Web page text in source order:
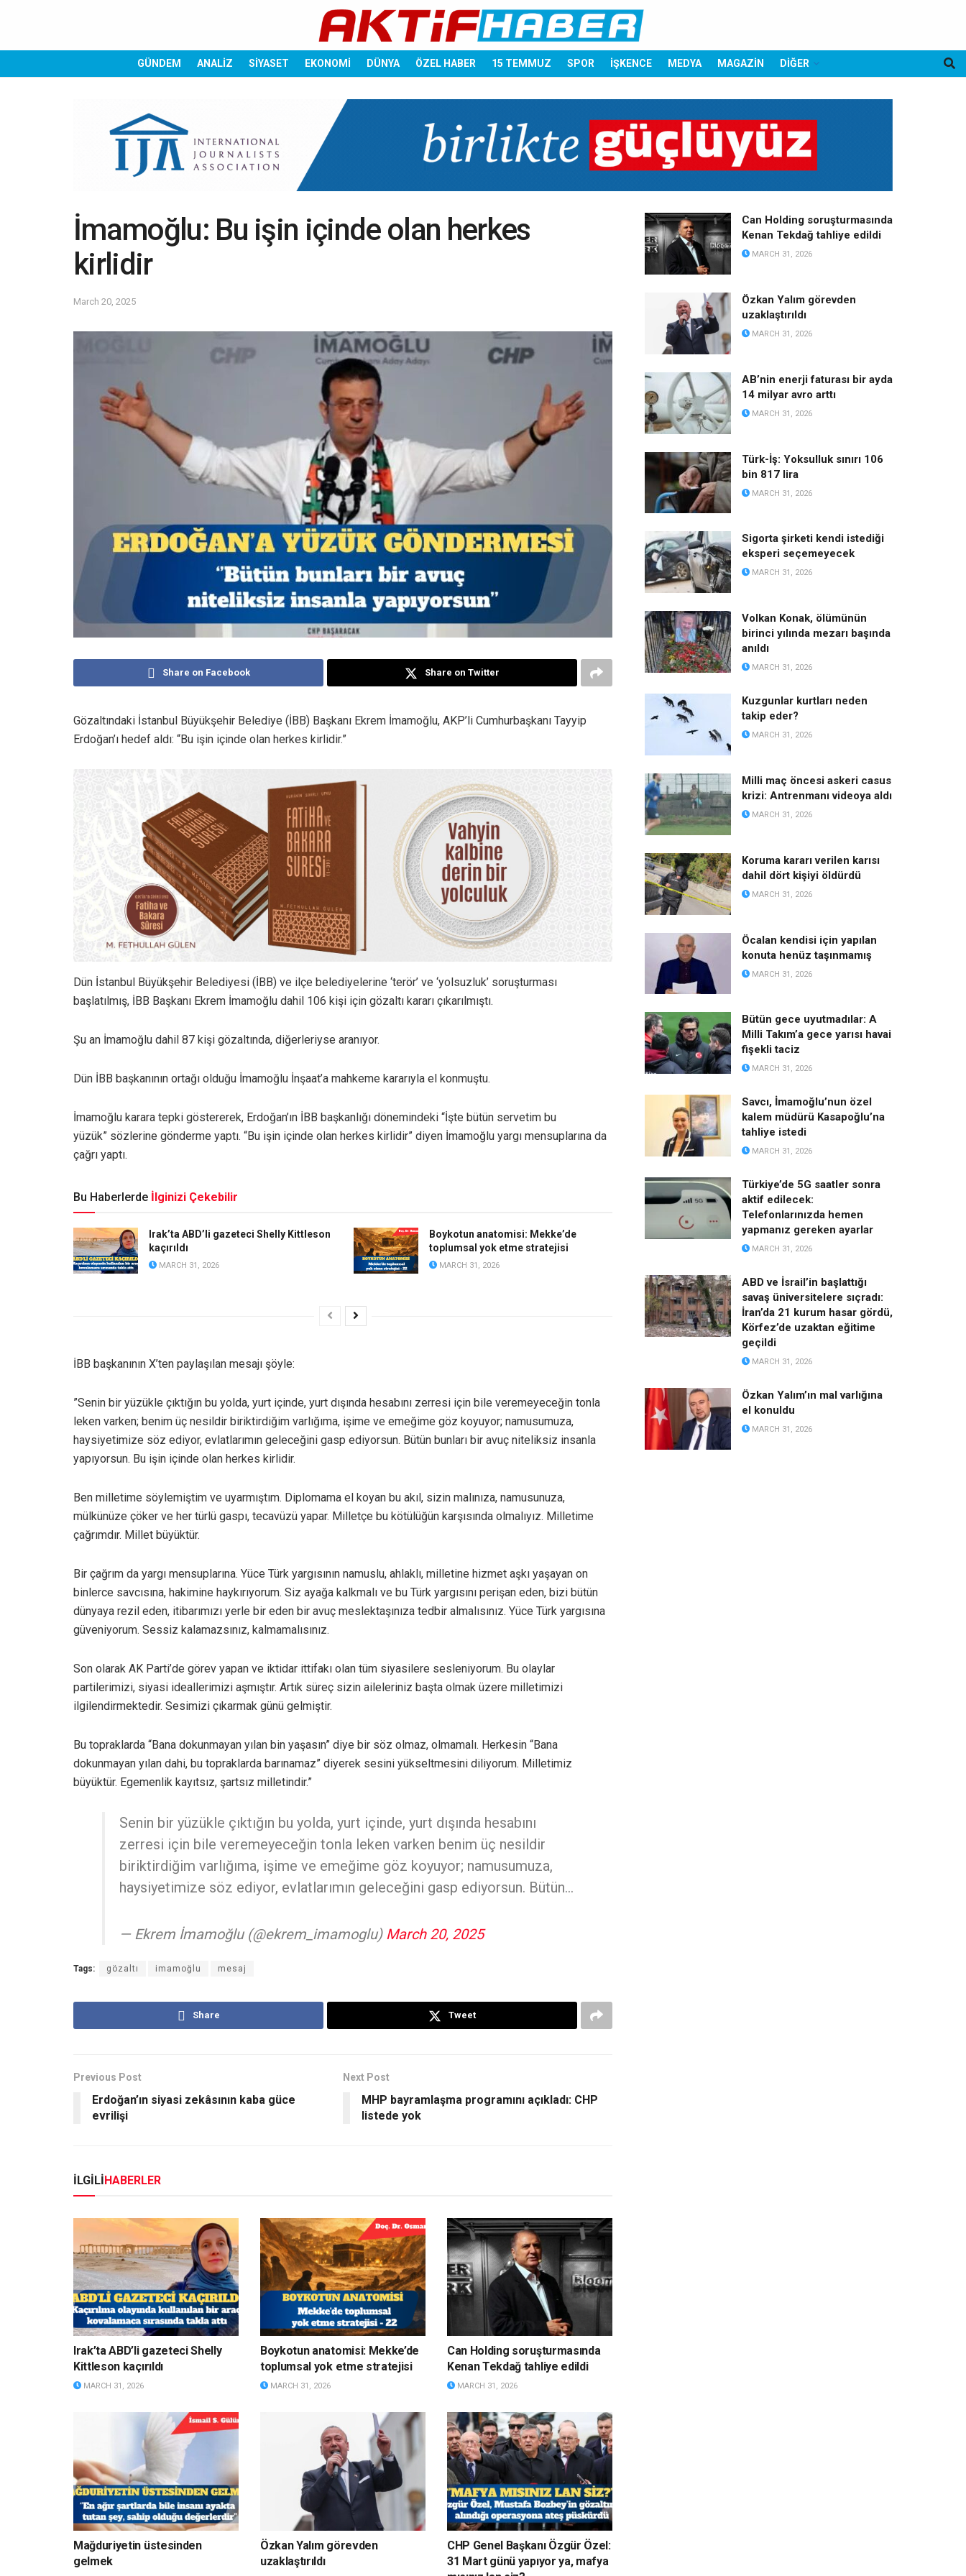
GÜNDEM ANALİZ SİYASET EKONOMİ DÜNYA ÖZEL HABER 15 TEMMUZ SPOR İŞKENCE MEDYA MAGAZİN DİĞER
İmamoğlu: Bu işin içinde olan herkes
kirlidir
March 20, 2025
Share on Facebook Share on Twitter
Gözaltındaki İstanbul Büyükşehir Belediye (İBB) Başkanı Ekrem İmamoğlu, AKP’li Cumhurbaşkanı Tayyip
Erdoğan’ı hedef aldı: “Bu işin içinde olan herkes kirlidir.”
Dün İstanbul Büyükşehir Belediyesi (İBB) ve ilçe belediyelerine ‘terör’ ve ‘yolsuzluk’ soruşturması
başlatılmış, İBB Başkanı Ekrem İmamoğlu dahil 106 kişi için gözaltı kararı çıkarılmıştı.
Şu an İmamoğlu dahil 87 kişi gözaltında, diğerleriyse aranıyor.
Dün İBB başkanının ortağı olduğu İmamoğlu İnşaat’a mahkeme kararıyla el konmuştu.
İmamoğlu karara tepki göstererek, Erdoğan’ın İBB başkanlığı dönemindeki “İşte bütün servetim bu
yüzük” sözlerine gönderme yaptı. “Bu işin içinde olan herkes kirlidir” diyen İmamoğlu yargı mensuplarına da
çağrı yaptı.
Bu Haberlerde İlginizi Çekebilir
Irak’ta ABD’li gazeteci Shelly Kittleson
kaçırıldı
MARCH 31, 2026
Boykotun anatomisi: Mekke’de
toplumsal yok etme stratejisi
MARCH 31, 2026
İBB başkanının X’ten paylaşılan mesajı şöyle:
”Senin bir yüzükle çıktığın bu yolda, yurt içinde, yurt dışında hesabını zerresi için bile veremeyeceğin tonla
leken varken; benim üç nesildir biriktirdiğim varlığıma, işime ve emeğime göz koyuyor; namusumuza,
haysiyetimize söz ediyor, evlatlarımın geleceğini gasp ediyorsun. Bütün bunları bir avuç niteliksiz insanla
yapıyorsun. Bu işin içinde olan herkes kirlidir.
Ben milletime söylemiştim ve uyarmıştım. Diplomama el koyan bu akıl, sizin malınıza, namusunuza,
mülkünüze çöker ve her türlü gaspı, tecavüzü yapar. Milletçe bu kötülüğün karşısında olmalıyız. Milletime
çağrımdır. Millet büyüktür.
Bir çağrım da yargı mensuplarına. Yüce Türk yargısının namuslu, ahlaklı, milletine hizmet aşkı yaşayan on
binlerce savcısına, hakimine haykırıyorum. Siz ayağa kalkmalı ve bu Türk yargısını perişan eden, bizi bütün
dünyaya rezil eden, itibarımızı yerle bir eden bir avuç meslektaşınıza tedbir almalısınız. Yüce Türk yargısına
güveniyorum. Sessiz kalamazsınız, kalmamalısınız.
Son olarak AK Parti’de görev yapan ve iktidar ittifakı olan tüm siyasilere sesleniyorum. Bu olaylar
partilerimizi, siyasi ideallerimizi aşmıştır. Artık süreç sizin aileleriniz başta olmak üzere milletimizi
ilgilendirmektedir. Sesimizi çıkarmak günü gelmiştir.
Bu topraklarda “Bana dokunmayan yılan bin yaşasın” diye bir söz olmaz, olmamalı. Herkesin “Bana
dokunmayan yılan dahi, bu topraklarda barınamaz” diyerek sesini yükseltmesini diliyorum. Milletimiz
büyüktür. Egemenlik kayıtsız, şartsız milletindir.”
Senin bir yüzükle çıktığın bu yolda, yurt içinde, yurt dışında hesabını
zerresi için bile veremeyeceğin tonla leken varken benim üç nesildir
biriktirdiğim varlığıma, işime ve emeğime göz koyuyor; namusumuza,
haysiyetimize söz ediyor, evlatlarımın geleceğini gasp ediyorsun. Bütün…
— Ekrem İmamoğlu (@ekrem_imamoglu) March 20, 2025
Tags: gözaltı imamoğlu mesaj
Share Tweet
Previous Post
Erdoğan’ın siyasi zekâsının kaba güce
evrilişi
Next Post
MHP bayramlaşma programını açıkladı: CHP
listede yok
İLGİLİHABERLER
Irak’ta ABD’li gazeteci Shelly
Kittleson kaçırıldı
MARCH 31, 2026
Boykotun anatomisi: Mekke’de
toplumsal yok etme stratejisi
MARCH 31, 2026
Can Holding soruşturmasında
Kenan Tekdağ tahliye edildi
MARCH 31, 2026
Mağduriyetin üstesinden
gelmek
Özkan Yalım görevden
uzaklaştırıldı
CHP Genel Başkanı Özgür Özel:
31 Mart günü yapıyor ya, mafya
Can Holding soruşturmasında
Kenan Tekdağ tahliye edildi
MARCH 31, 2026
Özkan Yalım görevden
uzaklaştırıldı
MARCH 31, 2026
AB’nin enerji faturası bir ayda
14 milyar avro arttı
MARCH 31, 2026
Türk-İş: Yoksulluk sınırı 106
bin 817 lira
MARCH 31, 2026
Sigorta şirketi kendi istediği
eksperi seçemeyecek
MARCH 31, 2026
Volkan Konak, ölümünün
birinci yılında mezarı başında
anıldı
MARCH 31, 2026
Kuzgunlar kurtları neden
takip eder?
MARCH 31, 2026
Milli maç öncesi askeri casus
krizi: Antrenmanı videoya aldı
MARCH 31, 2026
Koruma kararı verilen karısı
dahil dört kişiyi öldürdü
MARCH 31, 2026
Öcalan kendisi için yapılan
konuta henüz taşınmamış
MARCH 31, 2026
Bütün gece uyutmadılar: A
Milli Takım’a gece yarısı havai
fişekli taciz
MARCH 31, 2026
Savcı, İmamoğlu’nun özel
kalem müdürü Kasapoğlu’na
tahliye istedi
MARCH 31, 2026
Türkiye’de 5G saatler sonra
aktif edilecek:
Telefonlarınızda hemen
yapmanız gereken ayarlar
MARCH 31, 2026
ABD ve İsrail’in başlattığı
savaş üniversitelere sıçradı:
İran’da 21 kurum hasar gördü,
Körfez’de uzaktan eğitime
geçildi
MARCH 31, 2026
Özkan Yalım’ın mal varlığına
el konuldu
MARCH 31, 2026